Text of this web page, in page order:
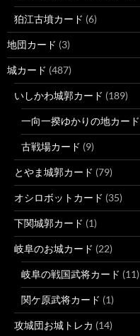
狛江古墳カード (6)
地団カード (3)
城カード (487)
いしかわ城郭カード (189)
一向一揆ゆかりの地カード
古戦場カード (9)
とやま城郭カード (79)
オシロボットカード (35)
下関城郭カード (1)
岐阜のお城カード (22)
岐阜の戦国武将カード (11)
関ケ原武将カード (1)
攻城団お城トレカ (14)